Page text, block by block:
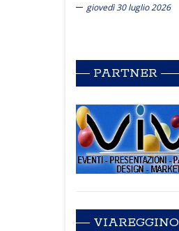
giovedì 30 luglio 2026
PARTNER
VIAREGGINO